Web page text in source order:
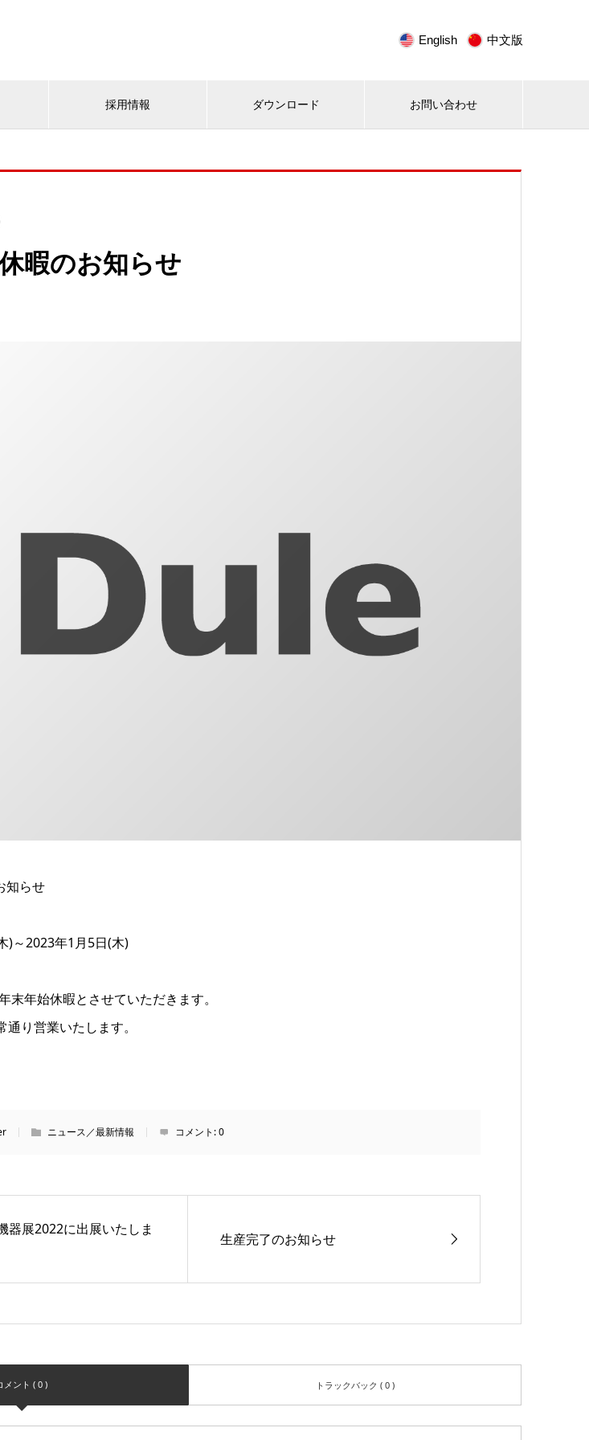
English 中文版
採用情報 ダウンロード お問い合わせ
暇のお知らせ
知らせ
)～2023年1月5日(木)
末年始休暇とさせていただきます。
り営業いたします。
ニュース／最新情報 コメント:0
器展2022に出展いたしま
生産完了のお知らせ
メント ( 0 ) トラックバック ( 0 )